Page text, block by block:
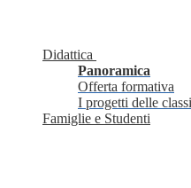
Didattica
Panoramica
Offerta formativa
I progetti delle classi
Famiglie e Studenti